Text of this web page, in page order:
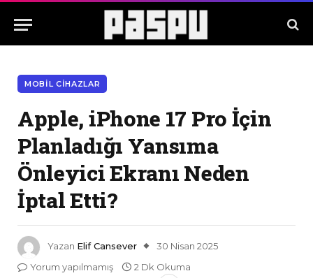
MOBIL CIHAZLAR
Apple, iPhone 17 Pro İçin
Planladığı Yansıma
Önleyici Ekranı Neden
İptal Etti?
Yazan Elif Cansever
30 Nisan 2025
Yorum yapılmamış
2 Dk Okuma